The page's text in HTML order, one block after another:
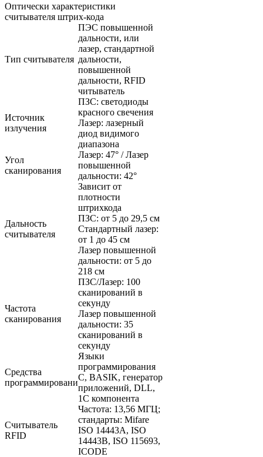
Оптически характеристики
считывателя штрих-кода
Тип считывателя
ПЭС повышенной
дальности, или
лазер, стандартной
дальности,
повышенной
дальности, RFID
читыватель
Источник
излучения
ПЗС: светодиоды
красного свечения
Лазер: лазерный
диод видимого
диапазона
Угол
сканирования
Лазер: 47° / Лазер
повышенной
дальности: 42°
Дальность
считывателя
Зависит от
плотности
штрихкода
ПЗС: от 5 до 29,5 см
Стандартный лазер:
от 1 до 45 см
Лазер повышенной
дальности: от 5 до
218 см
Частота
сканирования
ПЗС/Лазер: 100
сканирований в
секунду
Лазер повышенной
дальности: 35
сканирований в
секунду
Средства
программировани
Языки
программирования
С, BASIK, генератор
приложений, DLL,
1С компонента
Считыватель
RFID
Частота: 13,56 МГЦ;
стандарты: Mifare
ISO 14443A, ISO
14443B, ISO 115693,
ICODE